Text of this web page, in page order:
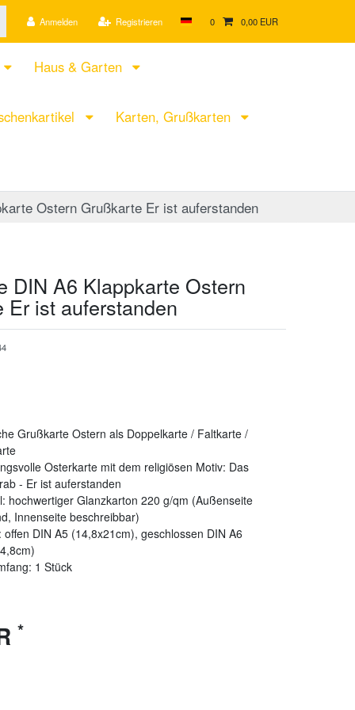
Anmelden Registrieren 0 0,00 EUR
Haus & Garten
Karten, Grußkarten
Ostern Grußkarte Er ist auferstanden
DIN A6 Klappkarte Ostern
Er ist auferstanden
Grußkarte Ostern als Doppelkarte / Faltkarte /
Osterkarte mit dem religiösen Motiv: Das
- Er ist auferstanden
hochwertiger Glanzkarton 220 g/qm (Außenseite
Innenseite beschreibbar)
offen DIN A5 (14,8x21cm), geschlossen DIN A6
1 Stück
*